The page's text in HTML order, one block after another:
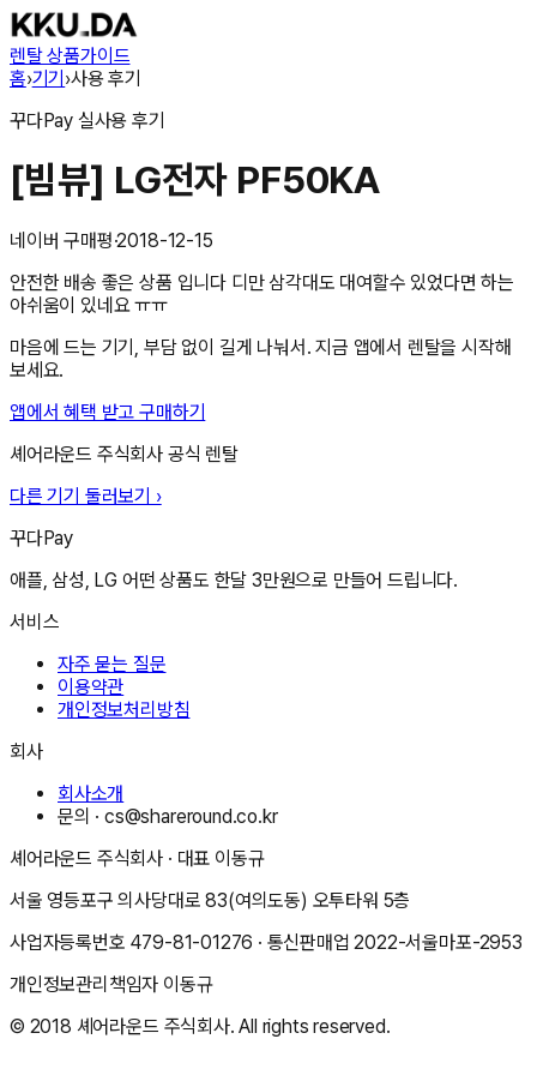
렌탈 상품가이드
홈›기기›사용 후기
꾸다Pay 실사용 후기
[빔뷰] LG전자 PF50KA
네이버 구매평·2018-12-15
안전한 배송 좋은 상품 입니다 디만 삼각대도 대여할수 있었다면 하는
아쉬움이 있네요 ㅠㅠ
마음에 드는 기기, 부담 없이 길게 나눠서. 지금 앱에서 렌탈을 시작해
보세요.
앱에서 혜택 받고 구매하기
셰어라운드 주식회사 공식 렌탈
다른 기기 둘러보기 ›
꾸다Pay
애플, 삼성, LG 어떤 상품도 한달 3만원으로 만들어 드립니다.
서비스
자주 묻는 질문
이용약관
개인정보처리방침
회사
회사소개
문의 ·cs@shareround.co.kr
셰어라운드 주식회사 · 대표 이동규
서울 영등포구 의사당대로 83(여의도동) 오투타워 5층
사업자등록번호 479-81-01276 · 통신판매업2022-서울마포-2953
개인정보관리책임자 이동규
© 2018 셰어라운드 주식회사. All rights reserved.